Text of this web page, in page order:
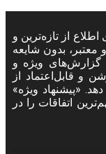
از تازه‌ترین و
معتبر، بدون شایعه
گزارش‌های ویژه و
و قابل‌اعتماد از
«پیشنهاد ویژه»
اتفاقات را در